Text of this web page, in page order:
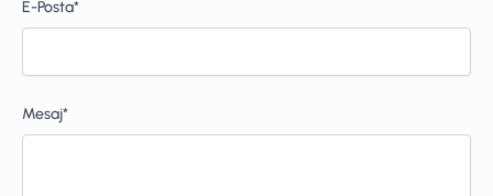
E-Posta*
Mesaj*